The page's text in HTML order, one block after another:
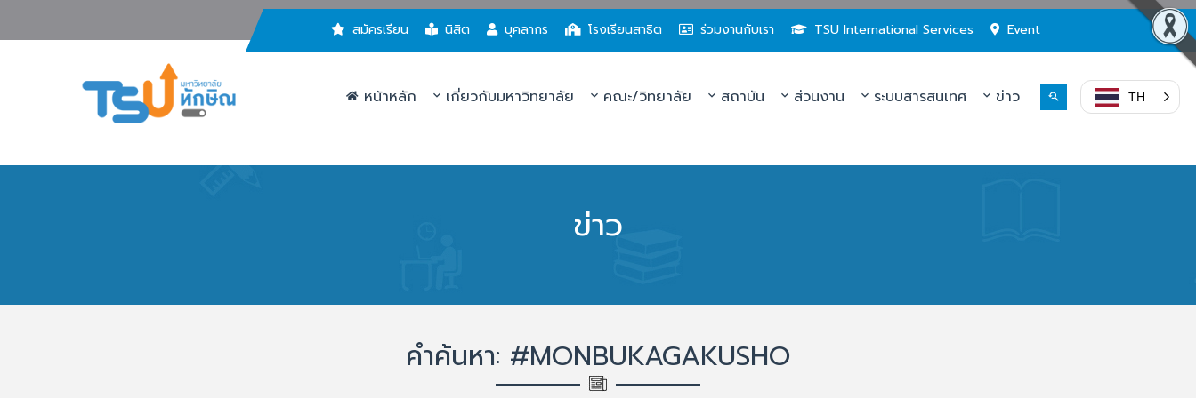
สมัครเรียน นิสิต บุคลากร โรงเรียนสาธิต ร่วมงานกับเรา TSU International Services Event
หน้าหลัก เกี่ยวกับมหาวิทยาลัย คณะ/วิทยาลัย สถาบัน ส่วนงาน ระบบสารสนเทศ ข่าว TH
ข่าว
คำค้นหา: #MONBUKAGAKUSHO